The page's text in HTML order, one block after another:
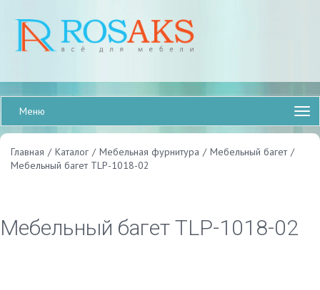
Меню
Главная / Каталог / Мебельная фурнитура / Мебельный багет /
Мебельный багет TLP-1018-02
Мебельный багет TLP-1018-02